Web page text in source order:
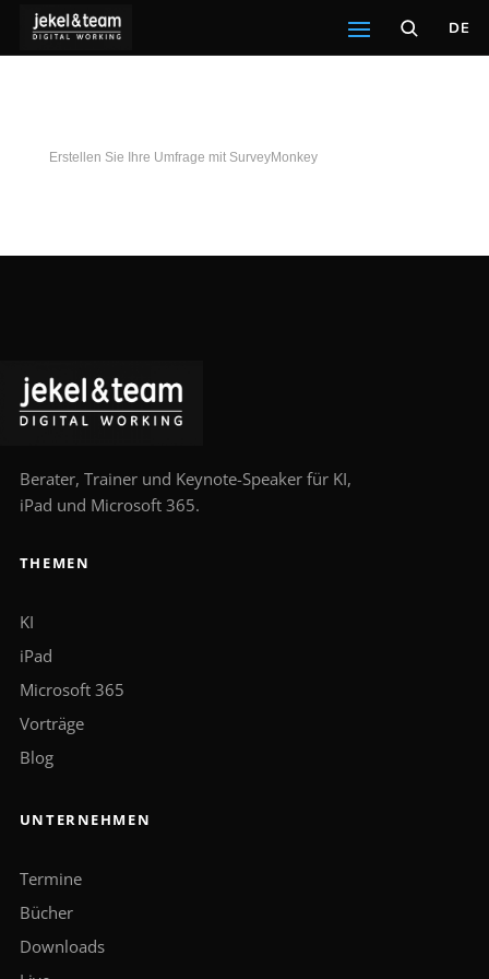
DE
Erstellen Sie Ihre Umfrage mit SurveyMonkey
Berater, Trainer und Keynote-Speaker für KI,
iPad und Microsoft 365.
THEMEN
KI
iPad
Microsoft 365
Vorträge
Blog
UNTERNEHMEN
Termine
Bücher
Downloads